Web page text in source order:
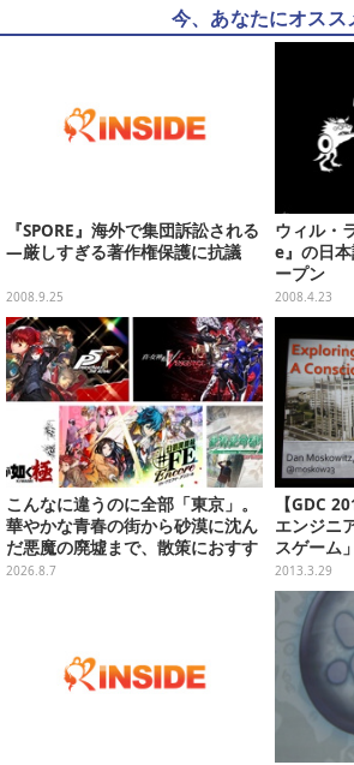
今、あなたにオスス
『SPORE』海外で集団訴訟される
―厳しすぎる著作権保護に抗議
2008.9.25
ウィル・
e』の日
ープン
2008.4.23
こんなに違うのに全部「東京」。
華やかな青春の街から砂漠に沈ん
だ悪魔の廃墟まで、散策におすす
め東京ゲーム5選【特集】
2026.8.7
【GDC
エンジニ
スゲーム
2013.3.29